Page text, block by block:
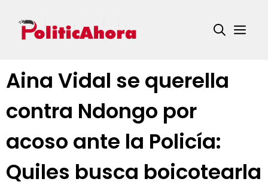
contenido
Aina Vidal se querella
contra Ndongo por
acoso ante la Policía:
Quiles busca boicotearla